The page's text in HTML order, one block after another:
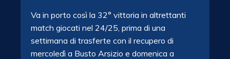
Va in porto così la 32° vittoria in altrettanti
match giocati nel 24/25, prima di una
settimana di trasferte con il recupero di
mercoledì a Busto Arsizio e domenica a